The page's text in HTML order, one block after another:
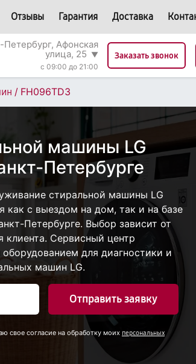
Отзывы Гарантия Доставка
Петербург, Афонская
улица, 25 ▼
c 09:00 до 21:00
Заказать звонок
/ FH096TD3
машины LG
Петербурге
стиральной машины LG
как с выездом на дом, так и на базе
Петербурге. Выбор зависит от
Сервисный центр
для диагностики и
машин LG.
Отправить заявку
свое согласие на обработку моих персональных